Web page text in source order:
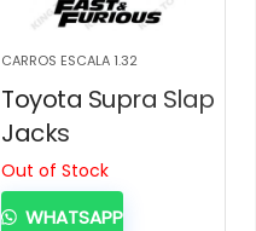
CARROS ESCALA 1.32
Toyota Supra Slap
Jacks
Out of Stock
WHATSAPP